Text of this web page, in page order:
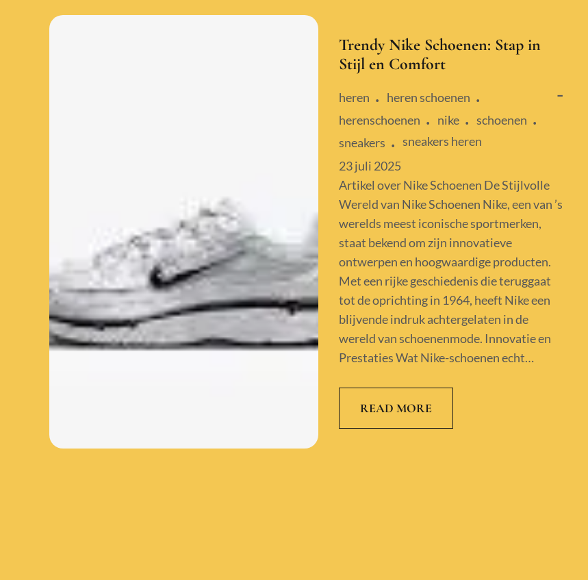
Trendy Nike Schoenen: Stap in
Stijl en Comfort
heren
heren schoenen
herenschoenen
nike
schoenen
sneakers
sneakers heren
Posted
on
23 juli 2025
Artikel over Nike Schoenen De Stijlvolle
Wereld van Nike Schoenen Nike, een van ’s
werelds meest iconische sportmerken,
staat bekend om zijn innovatieve
ontwerpen en hoogwaardige producten.
Met een rijke geschiedenis die teruggaat
tot de oprichting in 1964, heeft Nike een
blijvende indruk achtergelaten in de
wereld van schoenenmode. Innovatie en
Prestaties Wat Nike-schoenen echt…
READ MORE